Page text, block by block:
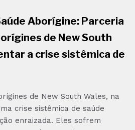
Aborígine: Parceria
de New South
a crise sistêmica de
de New South Wales, na
crise sistêmica de saúde
enraizada. Eles sofrem